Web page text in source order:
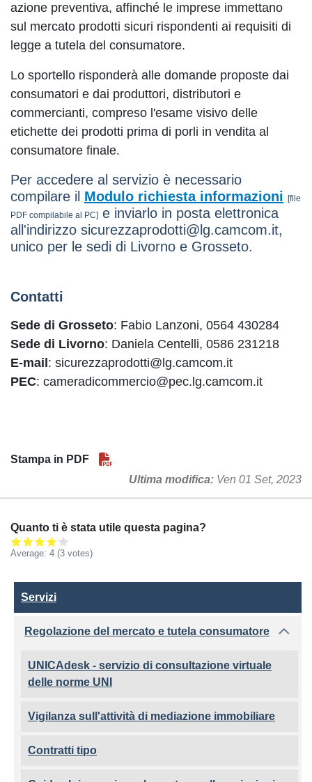
azione preventiva, affinché le imprese immettano
sul mercato prodotti sicuri rispondenti ai requisiti di
legge a tutela del consumatore.
Lo sportello risponderà alle domande proposte dai
consumatori e dai produttori, distributori e
commercianti, compreso l'esame visivo delle
etichette dei prodotti prima di porli in vendita al
consumatore finale.
Per accedere al servizio è necessario
compilare il Modulo richiesta informazioni
[file
PDF compilabile al PC] e inviarlo in posta elettronica
all'indirizzo sicurezzaprodotti@lg.camcom.it,
unico per le sedi di Livorno e Grosseto.
Contatti
Sede di Grosseto: Fabio Lanzoni, 0564 430284
Sede di Livorno: Daniela Centelli, 0586 231218
E-mail : sicurezzaprodotti@lg.camcom.it
PEC: cameradicommercio@pec.lg.camcom.it
Stampa in PDF
Ultima modifica
Ven 01 Set, 2023
Quanto ti è stata utile questa pagina?
Average: 4 (3 votes)
Servizi
Servizi
Regolazione del mercato e tutela consumatore
UNICAdesk - servizio di consultazione virtuale
delle norme UNI
Vigilanza sull'attività di mediazione immobiliare
Contratti tipo